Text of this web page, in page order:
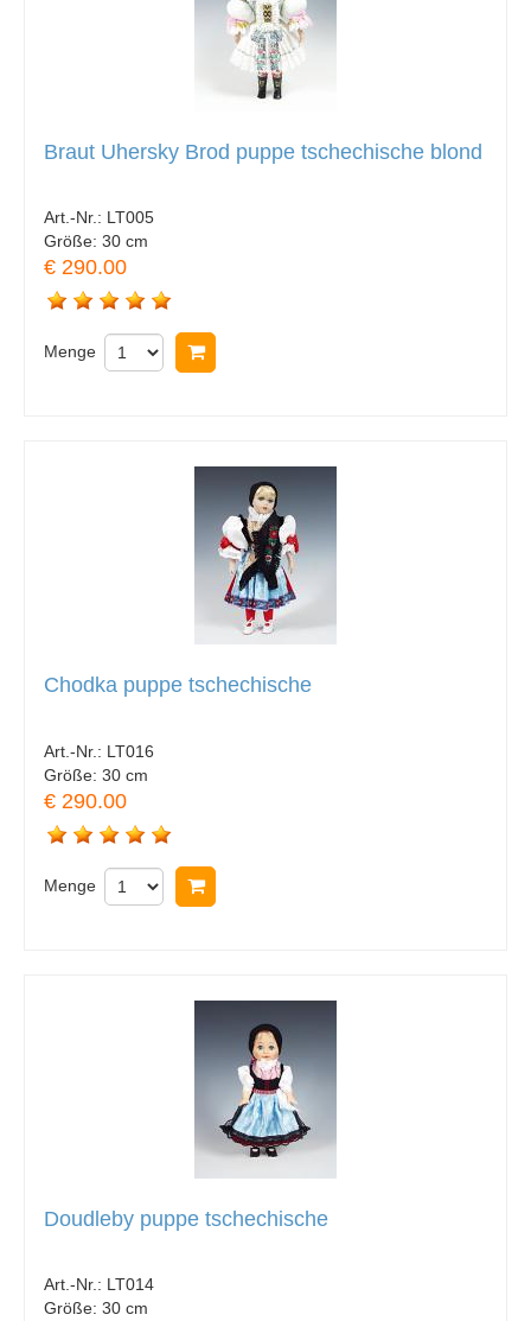
Braut Uhersky Brod puppe tschechische blond
Art.-Nr.: LT005
Größe: 30 cm
€ 290.00
Menge
Chodka puppe tschechische
Art.-Nr.: LT016
Größe: 30 cm
€ 290.00
Menge
Doudleby puppe tschechische
Art.-Nr.: LT014
Größe: 30 cm